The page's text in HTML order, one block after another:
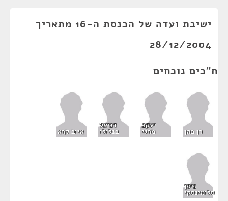
ישיבת ועדה של הכנסת ה-16 מתאריך
28/12/2004
ח"כים נוכחים
רן כהן
יעקב
מרגי
דניאל
בנלולו איוב קרא
ניסן
סלומינסקי